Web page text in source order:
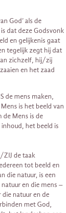
God’ als de
dat deze Godsvonk
en gelijkenis gaat
tegelijk zegt hij dat
zichzelf, hij/zij
en het zaad
de mens maken,
is het beeld van
de Mens is de
het beeld is
ZIJ de taak
tot beeld en
die natuur, is een
en die mens –
natuur en de
met God,